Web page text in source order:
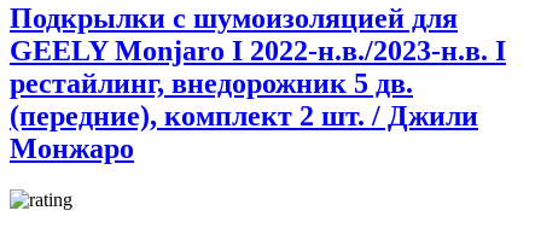
Подкрылки с шумоизоляцией для
GEELY Monjaro I 2022-н.в./2023-н.в. I
рестайлинг, внедорожник 5 дв.
(передние), комплект 2 шт. / Джили
Монжаро